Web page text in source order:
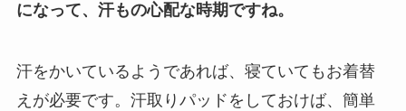
になって、汗もの心配な時期ですね。
汗をかいているようであれば、寝ていてもお着替
えが必要です。汗取りパッドをしておけば、簡単